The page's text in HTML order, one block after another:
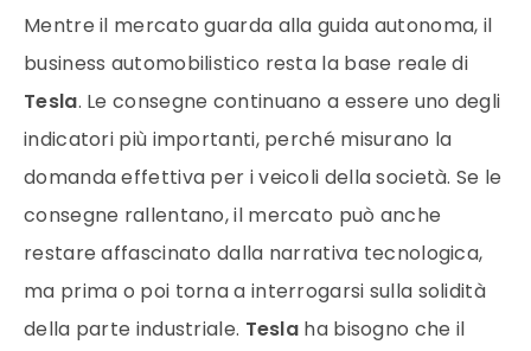
Mentre il mercato guarda alla guida autonoma, il
business automobilistico resta la base reale di
Tesla. Le consegne continuano a essere uno degli
indicatori più importanti, perché misurano la
domanda effettiva per i veicoli della società. Se le
consegne rallentano, il mercato può anche
restare affascinato dalla narrativa tecnologica,
ma prima o poi torna a interrogarsi sulla solidità
della parte industriale. Tesla ha bisogno che il